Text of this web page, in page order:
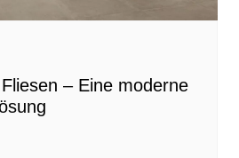
– Eine moderne